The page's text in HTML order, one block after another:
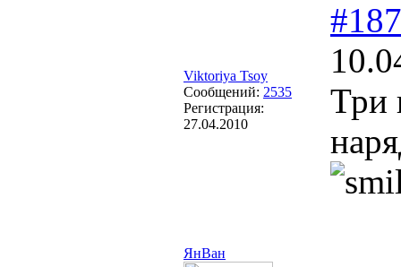
Viktoriya Tsoy
Сообщений: 2535
Регистрация:
27.04.2010
#187
Три
ЯнВан